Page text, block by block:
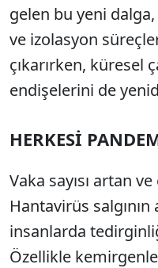
gelen bu yeni
ve izolasyon
çıkarırken, küresel
endişelerini de
HERKESİ
Vaka sayısı artan
Hantavirüs
insanlarda
Özellikle